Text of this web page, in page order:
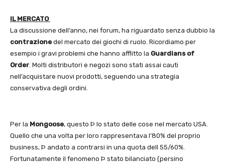
IL MERCATO
La discussione dell’anno, nei forum, ha riguardato senza dubbio la
contrazione del mercato dei giochi di ruolo. Ricordiamo per
esempio i gravi problemi che hanno afflitto la Guardians of
Order. Molti distributori e negozi sono stati assai cauti
nell’acquistare nuovi prodotti, seguendo una strategia
conservativa degli ordini.
Per la Mongoose, questo Þ lo stato delle cose nel mercato USA.
Quello che una volta per loro rappresentava l’80% del proprio
business, Þ andato a contrarsi in una quota dell 55/60%.
Fortunatamente il fenomeno Þ stato bilanciato (persino